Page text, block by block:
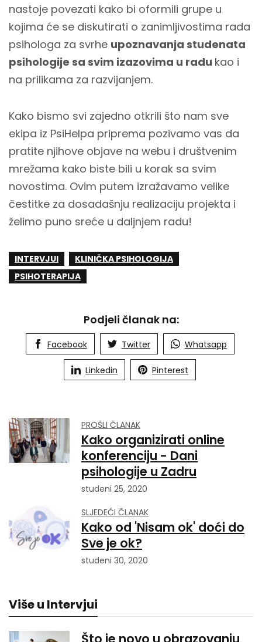
nastoje povezati kako bi oformili grupe u
kojima će se diskutirati o zanimljivostima rada
psihologa za svrhe upoznavanja studenata
psihologije sa svim izazovima u radu kao i
na prilikama za razvijanjem.
Kako bismo svi zajedno otkrili što nam sve
ekipa iz PsiHelpa priprema pozivamo vas da
pratite njihove objave na webu i društvenim
mrežama kako biste bili u korak sa svim
novostima. Ovim putem izražavamo velike
čestitke za dosadašnju realizaciju projekta i
želimo puno sreće u daljnjem radu!
INTERVJUI
KLINIČKA PSIHOLOGIJA
PSIHOTERAPIJA
Podjeli članak na:
Facebook Twitter Whatsapp
Linkedin Pinterest
PROŠLI ČLANAK
Kako organizirati online
konferenciju - Dani
psihologije u Zadru
studeni 25, 2020
SLJEDEĆI ČLANAK
Kako od 'Nisam ok' doći do
Sve je ok?
studeni 30, 2020
Više u Intervjui